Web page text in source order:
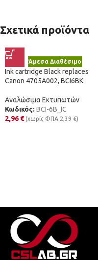
Σχετικά προϊόντα
Άμεσα Διαθέσιμο
Ink cartridge Black replaces
Canon 4705A002, BCI6BK
Αναλώσιμα Εκτυπωτών
Κωδικός: BCI-6B_IC
2,96 € (χωρίς ΦΠΑ 2,39 €)